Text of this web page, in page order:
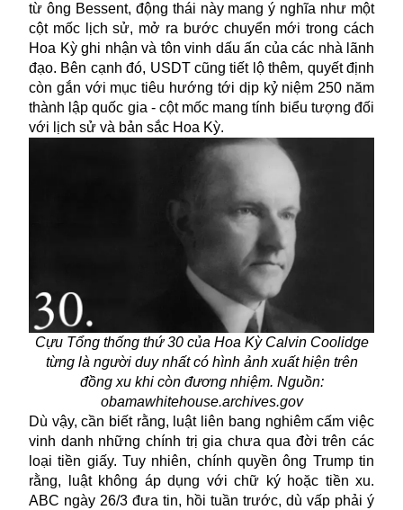
từ ông Bessent, động thái này mang ý nghĩa như một
cột mốc lịch sử, mở ra bước chuyển mới trong cách
Hoa Kỳ ghi nhận và tôn vinh dấu ấn của các nhà lãnh
đạo. Bên cạnh đó, USDTcũng tiết lộ thêm, quyết định
còn gắn với mục tiêu hướng tới dịp kỷ niệm 250 năm
thành lập quốc gia - cột mốc mang tính biểu tượng đối
với lịch sử và bản sắc Hoa Kỳ.
Cựu Tổng thống thứ 30 của Hoa Kỳ Calvin Coolidge
từng là người duy nhất có hình ảnh xuất hiện trên
đồng xu khi còn đương nhiệm. Nguồn:
obamawhitehouse.archives.gov
Dù vậy, cần biết rằng, luật liên bang nghiêm cấm việc
vinh danh những chính trị gia chưa qua đời trên các
loại tiền giấy. Tuy nhiên, chính quyền ông Trump tin
rằng, luật không áp dụng với chữ ký hoặc tiền xu.
ABC ngày 26/3 đưa tin, hồi tuần trước, dù vấp phải ý